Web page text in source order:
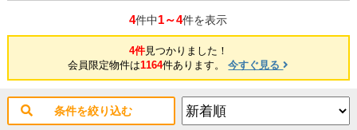
4件中1～4件を表示
4件見つかりました！
会員限定物件は1164件あります。今すぐ見る
条件を絞り込む